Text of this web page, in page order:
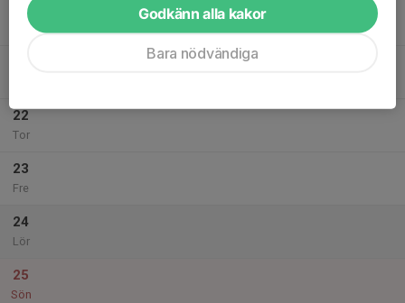
20
22
Tor
23
Fre
24
Lör
25
Sön
Godkänn alla kakor
Bara nödvändiga